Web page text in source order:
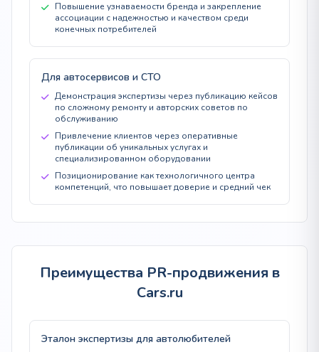
Повышение узнаваемости бренда и закрепление
ассоциации с надежностью и качеством среди
конечных потребителей
Для автосервисов и СТО
Демонстрация экспертизы через публикацию кейсов
по сложному ремонту и авторских советов по
обслуживанию
Привлечение клиентов через оперативные
публикации об уникальных услугах и
специализированном оборудовании
Позиционирование как технологичного центра
компетенций, что повышает доверие и средний чек
Преимущества PR-продвижения в
Cars.ru
Эталон экспертизы для автолюбителей